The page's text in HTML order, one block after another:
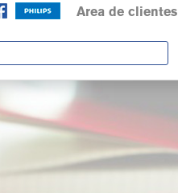
Area de clientes